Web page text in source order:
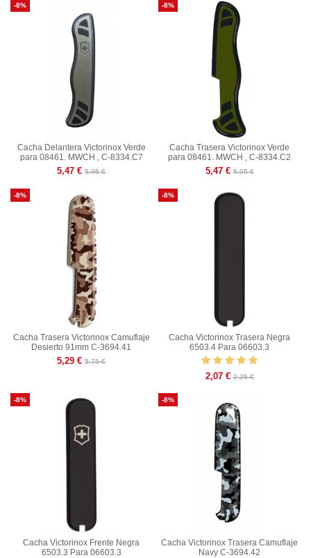
-8%
Cacha Delantera Victorinox Verde
para 08461. MWCH , C-8334.C7
5,47 € 5,95 €
-8%
Cacha Trasera Victorinox Verde
para 08461. MWCH , C-8334.C2
5,47 € 5,95 €
-8%
Cacha Trasera Victorinox Camuflaje
Desierto 91mm C-3694.41
5,29 € 5,75 €
-8%
Cacha Victorinox Trasera Negra
6503.4 Para 06603.3
2,07 € 2,25 €
-8%
Cacha Victorinox Frente Negra
6503.3 Para 06603.3
-8%
Cacha Victorinox Trasera Camuflaje
Navy C-3694.42